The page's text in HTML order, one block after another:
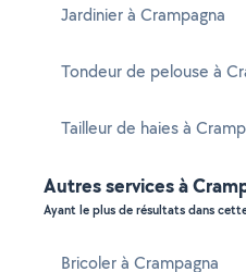
Jardinier à Crampagna
Tondeur de pelouse à
Tailleur de haies à
Autres services à
Ayant le plus de résultats dans
Bricoler à Crampagna